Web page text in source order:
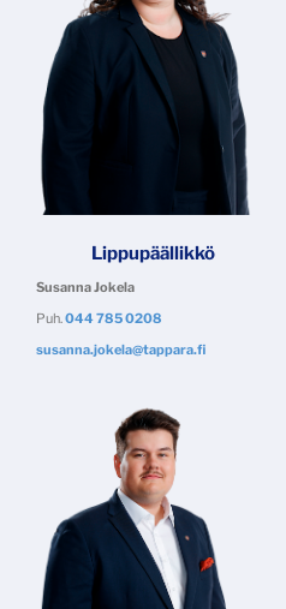
Lippupäällikkö
Susanna Jokela
Puh.044 785 0208
​​​​​​​​​​​​​​susanna.jokela@tappara.fi